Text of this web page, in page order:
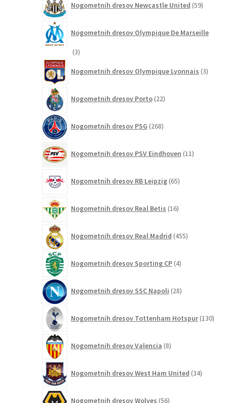
Nogometnih dresov Newcastle United 59izdelkov
Nogometnih dresov Olympique De Marseille
33
Nogometnih dresov Olympique Lyonnais 3izdelki
Nogometnih dresov Porto 22izdelkov
Nogometnih dresov PSG 268izdelkov
Nogometnih dresov PSV Eindhoven 11izdelkov
Nogometnih dresov RB Leipzig 65izdelkov
Nogometnih dresov Real Betis 16izdelkov
Nogometnih dresov Real Madrid 455izdelkov
Nogometnih dresov Sporting CP 4izdelki
Nogometnih dresov SSC Napoli 28izdelkov
Nogometnih dresov Tottenham Hotspur 130
Nogometnih dresov Valencia 8izdelkov
Nogometnih dresov West Ham United 34izdelkov
Nogometnih dresov Wolves 56